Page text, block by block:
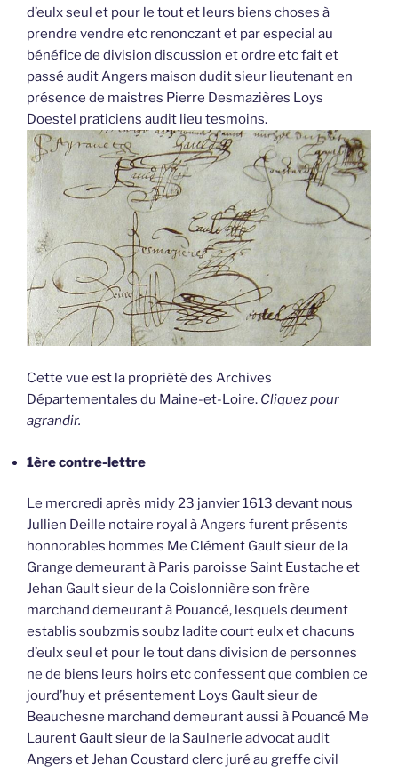
d’eulx seul et pour le tout et leurs biens choses à
prendre vendre etc renonczant et par especial au
bénéfice de division discussion et ordre etc fait et
passé audit Angers maison dudit sieur lieutenant en
présence de maistres Pierre Desmazières Loys
Doestel praticiens audit lieu tesmoins.
Cette vue est la propriété des Archives
Départementales du Maine-et-Loire. Cliquez pour
agrandir.
1ère contre-lettre
Le mercredi après midy 23 janvier 1613 devant nous
Jullien Deille notaire royal à Angers furent présents
honnorables hommes Me Clément Gault sieur de la
Grange demeurant à Paris paroisse Saint Eustache et
Jehan Gault sieur de la Coislonnière son frère
marchand demeurant à Pouancé, lesquels deument
establis soubzmis soubz ladite court eulx et chacuns
d’eulx seul et pour le tout dans division de personnes
ne de biens leurs hoirs etc confessent que combien ce
jourd’huy et présentement Loys Gault sieur de
Beauchesne marchand demeurant aussi à Pouancé Me
Laurent Gault sieur de la Saulnerie advocat audit
Angers et Jehan Coustard clerc juré au greffe civil